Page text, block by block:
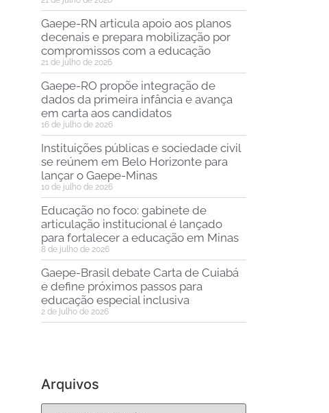
Gaepe-RN articula apoio aos planos
decenais e prepara mobilização por
compromissos com a educação
21 de julho de 2026
Gaepe-RO propõe integração de
dados da primeira infância e avança
em carta aos candidatos
16 de julho de 2026
Instituições públicas e sociedade civil
se reúnem em Belo Horizonte para
lançar o Gaepe-Minas
10 de julho de 2026
Educação no foco: gabinete de
articulação institucional é lançado
para fortalecer a educação em Minas
8 de julho de 2026
Gaepe-Brasil debate Carta de Cuiabá
e define próximos passos para
educação especial inclusiva
2 de julho de 2026
Arquivos